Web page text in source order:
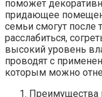
поможет
придающее
семьи смогут после
расслабиться,
высокий уровень
проводят с
которым можно
Преимущества